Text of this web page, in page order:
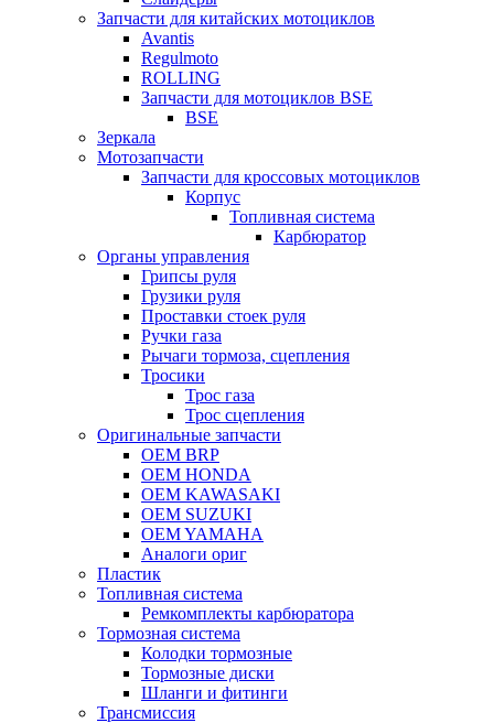
Запчасти для китайских мотоциклов
Avantis
Regulmoto
ROLLING
Запчасти для мотоциклов BSE
BSE
Зеркала
Мотозапчасти
Запчасти для кроссовых мотоциклов
Корпус
Топливная система
Карбюратор
Органы управления
Грипсы руля
Грузики руля
Проставки стоек руля
Ручки газа
Рычаги тормоза, сцепления
Тросики
Трос газа
Трос сцепления
Оригинальные запчасти
OEM BRP
OEM HONDA
OEM KAWASAKI
OEM SUZUKI
OEM YAMAHA
Аналоги ориг
Пластик
Топливная система
Ремкомплекты карбюратора
Тормозная система
Колодки тормозные
Тормозные диски
Шланги и фитинги
Трансмиссия